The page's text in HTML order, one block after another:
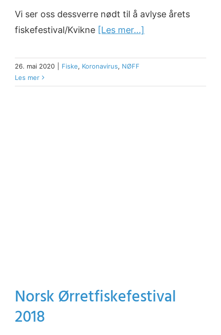
Vi ser oss dessverre nødt til å avlyse årets
fiskefestival/Kvikne [Les mer...]
26. mai 2020 Fiske, Koronavirus, NØFF
Les mer
Norsk Ørretfiskefestival
2018